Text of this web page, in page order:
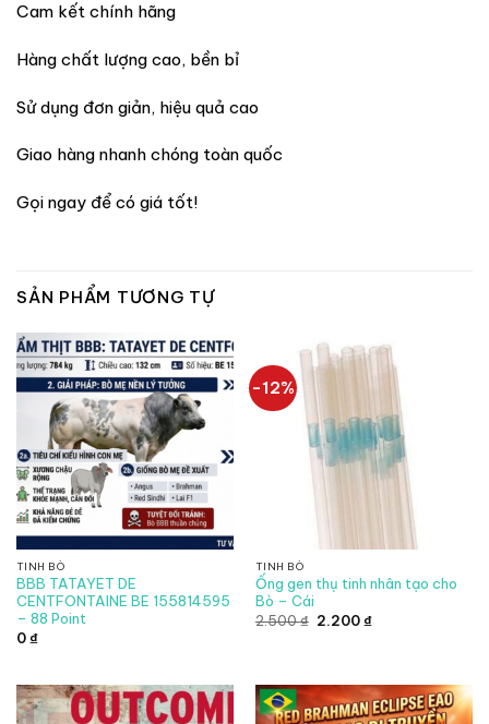
Cam kết chính hãng
Hàng chất lượng cao, bền bỉ
Sử dụng đơn giản, hiệu quả cao
Giao hàng nhanh chóng toàn quốc
Gọi ngay để có giá tốt!
SẢN PHẨM TƯƠNG TỰ
TINH BÒ
BBB TATAYET DE
CENTFONTAINE BE 155814595
– 88 Point
0₫
-12%
TINH BÒ
Ống gen thụ tinh nhân tạo cho
Bò – Cái
2.500₫ Giá
2.200₫Giá